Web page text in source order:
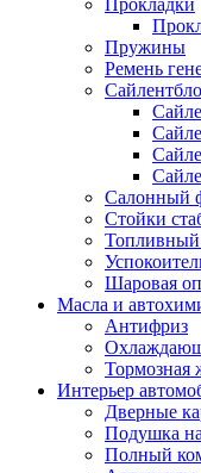
Прокладки
Пружины
Ремень
Салонный
Стойки
Топливный
Шаровая
Масла и
Антифриз
Тормозная
Интерьер
Дверные
Подушка
Полный